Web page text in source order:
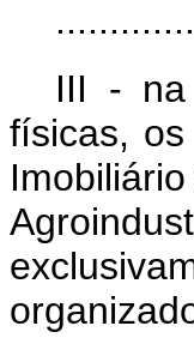
III - na
físicas,